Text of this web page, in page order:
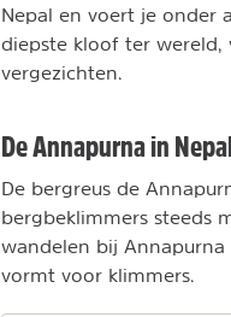
Nepal en voert je onder
diepste kloof ter
vergezichten.
De Annapurna in
De bergreus de
bergbeklimmers steeds
wandelen bij
vormt voor klimmers.